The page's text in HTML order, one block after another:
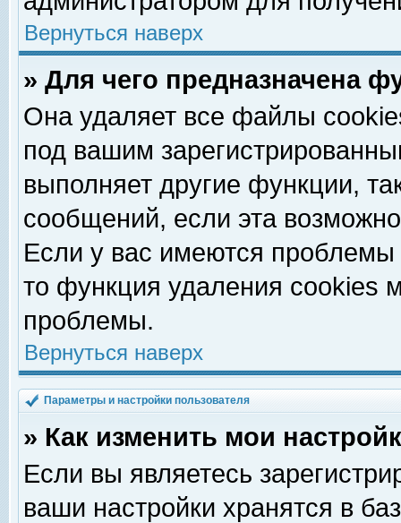
Вернуться наверх
» Для чего предназначена
Она удаляет все файлы
под вашим
выполняет другие функции,
сообщений, если эта
Если у вас имеются
то функция удаления cookies
проблемы.
Вернуться наверх
Параметры и настройки пользователя
» Как изменить мои
Если вы являетесь
ваши настройки хранятся в